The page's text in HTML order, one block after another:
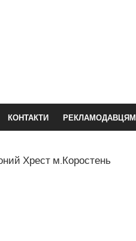
КОНТАКТИ РЕКЛАМОДАВЦЯМ
Хрест м.Коростень